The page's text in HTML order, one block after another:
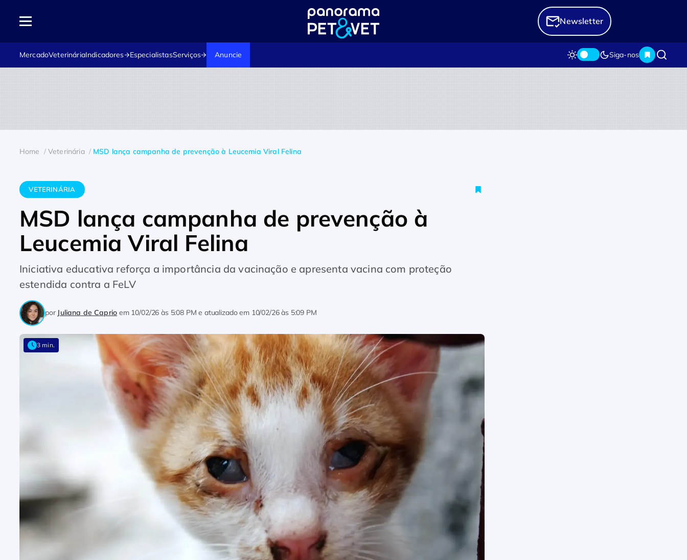
Newsletter
MercadoVeterináriaIndicadores EspecialistasServiços Anuncie Siga-nos
Home Veterinária MSD lança campanha de prevenção à Leucemia Viral Felina
VETERINÁRIA
MSD lança campanha de prevenção à
Leucemia Viral Felina
Iniciativa educativa reforça a importância da vacinação e apresenta vacina com proteção
estendida contra a FeLV
por Juliana de Caprio em 10/02/26 às 5:08 PM e atualizado em 10/02/26 às 5:09 PM
3 min.